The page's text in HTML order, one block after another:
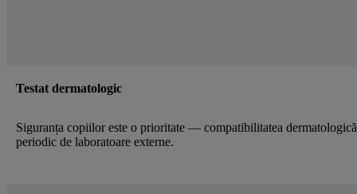
Testat dermatologic
Siguranța copiilor este o prioritate — compatibilitatea dermatologică
periodic de laboratoare externe.